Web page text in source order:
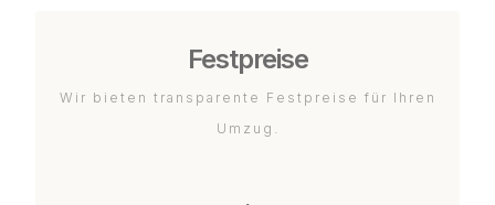
Festpreise
Wir bieten transparente Festpreise für Ihren
Umzug.